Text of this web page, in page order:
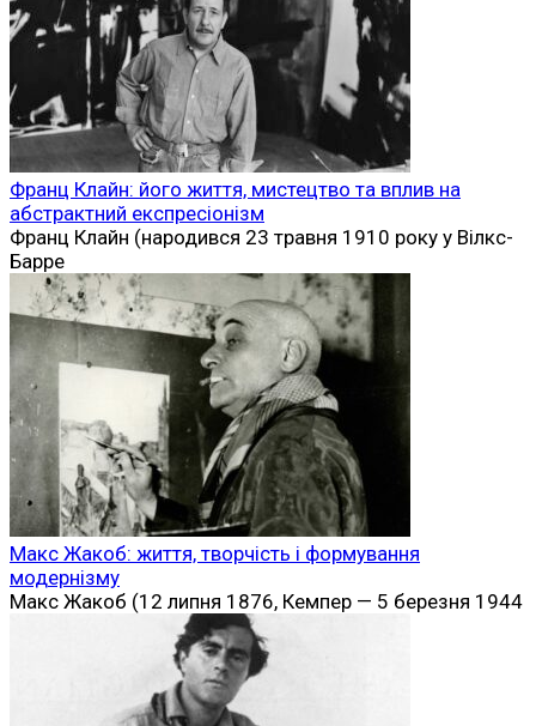
Франц Клайн: його життя, мистецтво та вплив на
абстрактний експресіонізм
Франц Клайн (народився 23 травня 1910 року у Вілкс-
Барре
Макс Жакоб: життя, творчість і формування
модернізму
Макс Жакоб (12 липня 1876, Кемпер — 5 березня 1944